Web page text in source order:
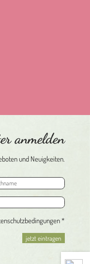
anmelden
und Neuigkeiten.
*